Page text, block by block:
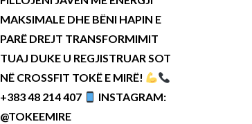
MAKSIMALE DHE BËNI HAPIN E
PARË DREJT TRANSFORMIMIT
TUAJ DUKE U REGJISTRUAR SOT
NË CROSSFIT TOKË E MIRË!
+383 48 214 407
INSTAGRAM:
@TOKEEMIRE